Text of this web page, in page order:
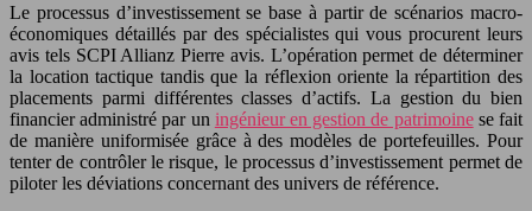
Le processus d’investissement se base à partir de scénarios macro-
économiques détaillés par des spécialistes qui vous procurent leurs
avis tels SCPI Allianz Pierre avis. L’opération permet de déterminer
la location tactique tandis que la réflexion oriente la répartition des
placements parmi différentes classes d’actifs. La gestion du bien
financier administré par un ingénieur en gestion de patrimoinese fait
de manière uniformisée grâce à des modèles de portefeuilles. Pour
tenter de contrôler le risque, le processus d’investissement permet de
piloter les déviations concernant des univers de référence.